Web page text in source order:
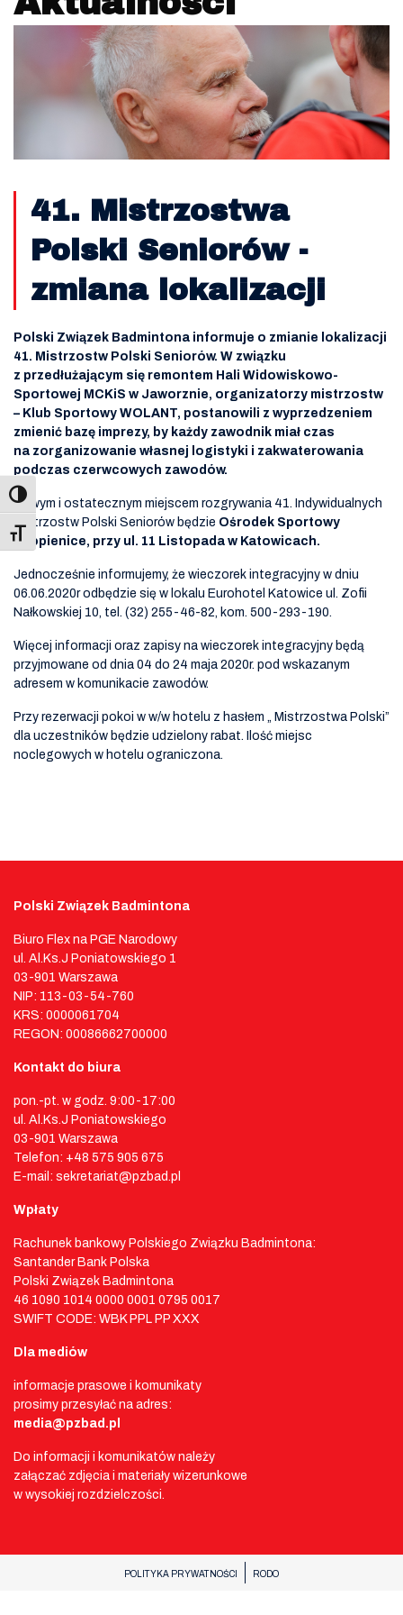
Toggle Font size
41. Mistrzostwa
Polski Seniorów -
zmiana lokalizacji
Polski Związek Badmintona informuje o zmianie lokalizacji
41. Mistrzostw Polski Seniorów. W związku
z przedłużającym się remontem Hali Widowiskowo-
Sportowej MCKiS w Jaworznie, organizatorzy mistrzostw
– Klub Sportowy WOLANT, postanowili z wyprzedzeniem
zmienić bazę imprezy, by każdy zawodnik miał czas
na zorganizowanie własnej logistyki i zakwaterowania
podczas czerwcowych zawodów.
Nowym i ostatecznym miejscem rozgrywania 41. Indywidualnych
Mistrzostw Polski Seniorów będzie Ośrodek Sportowy
Szopienice, przy ul. 11 Listopada w Katowicach.
Jednocześnie informujemy, że wieczorek integracyjny w dniu
06.06.2020r odbędzie się w lokalu Eurohotel Katowice ul. Zofii
Nałkowskiej 10, tel. (32) 255-46-82, kom. 500-293-190.
Więcej informacji oraz zapisy na wieczorek integracyjny będą
przyjmowane od dnia 04 do 24 maja 2020r. pod wskazanym
adresem w komunikacie zawodów.
Przy rezerwacji pokoi w w/w hotelu z hasłem „ Mistrzostwa Polski”
dla uczestników będzie udzielony rabat. Ilość miejsc
noclegowych w hotelu ograniczona.
Polski Związek Badmintona
Biuro Flex na PGE Narodowy
ul. Al.Ks.J Poniatowskiego 1
03-901 Warszawa
NIP: 113-03-54-760
KRS: 0000061704
REGON: 00086662700000
Kontakt do biura
pon.-pt. w godz. 9:00-17:00
ul. Al.Ks.J Poniatowskiego
03-901 Warszawa
Telefon: +48 575 905 675
E-mail: sekretariat@pzbad.pl
Wpłaty
Rachunek bankowy Polskiego Związku Badmintona:
Santander Bank Polska
Polski Związek Badmintona
46 1090 1014 0000 0001 0795 0017
SWIFT CODE: WBK PPL PP XXX
Dla mediów
informacje prasowe i komunikaty
prosimy przesyłać na adres:
media@pzbad.pl
Do informacji i komunikatów należy
załączać zdjęcia i materiały wizerunkowe
w wysokiej rozdzielczości.
POLITYKA PRYWATNOŚCI RODO